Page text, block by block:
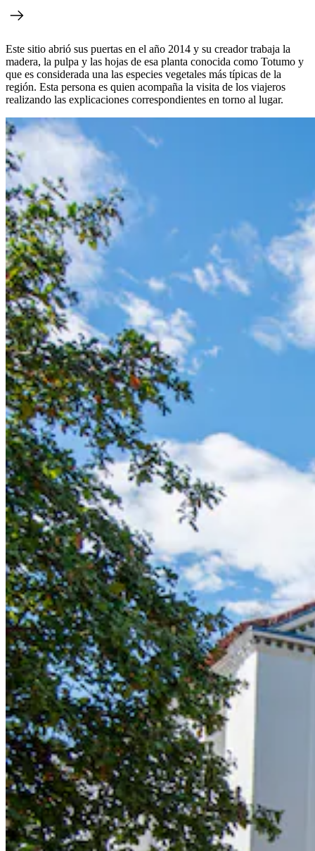
Este sitio abrió sus puertas en el año 2014 y su creador trabaja la
madera, la pulpa y las hojas de esa planta conocida como Totumo y
que es considerada una las especies vegetales más típicas de la
región. Esta persona es quien acompaña la visita de los viajeros
realizando las explicaciones correspondientes en torno al lugar.